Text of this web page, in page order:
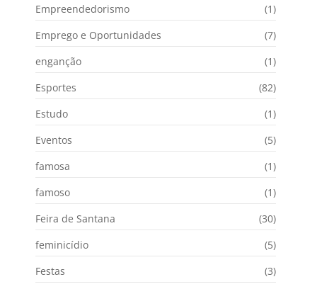
Empreendedorismo
(1)
Emprego e Oportunidades
(7)
enganção
(1)
Esportes
(82)
Estudo
(1)
Eventos
(5)
famosa
(1)
famoso
(1)
Feira de Santana
(30)
feminicídio
(5)
Festas
(3)